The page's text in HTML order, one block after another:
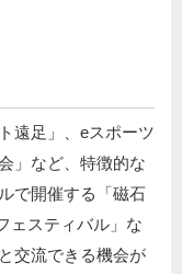
遠足」、eスポーツ
」など、特徴的な
で開催する「磁石
ェスティバル」な
交流できる機会が